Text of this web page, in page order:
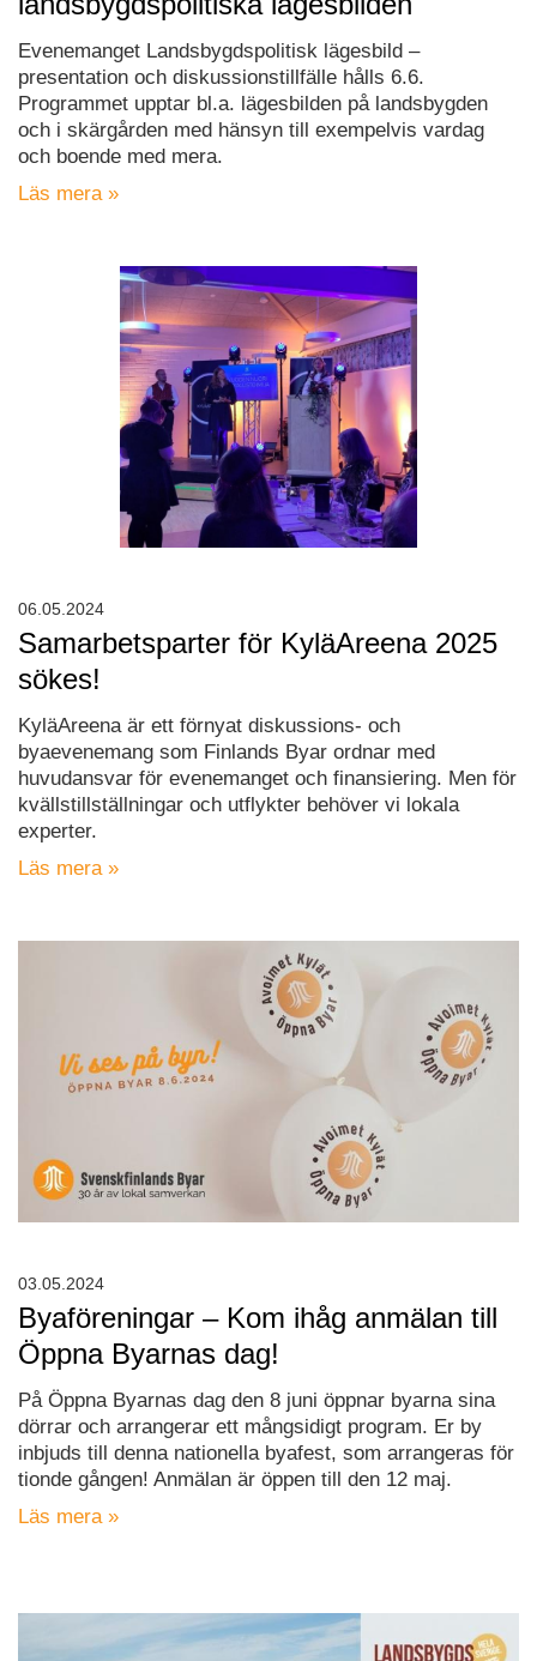
Evenemanget Landsbygdspolitisk lägesbild –
presentation och diskussionstillfälle hålls 6.6.
Programmet upptar bl.a. lägesbilden på landsbygden
och i skärgården med hänsyn till exempelvis vardag
och boende med mera.
Läs mera »
Samarbetsparter för KyläAreena 2025
sökes!
KyläAreena är ett förnyat diskussions- och
byaevenemang som Finlands Byar ordnar med
huvudansvar för evenemanget och finansiering. Men för
kvällstillställningar och utflykter behöver vi lokala
experter.
Läs mera »
06.05.2024
Byaföreningar – Kom ihåg anmälan till
Öppna Byarnas dag!
På Öppna Byarnas dag den 8 juni öppnar byarna sina
dörrar och arrangerar ett mångsidigt program. Er by
inbjuds till denna nationella byafest, som arrangeras för
tionde gången! Anmälan är öppen till den 12 maj.
Läs mera »
03.05.2024